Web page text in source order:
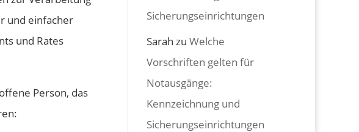
und einfacher
und Rates
Person, das
Sicherungseinrichtungen
Sarah zuWelche
Vorschriften gelten für
Notausgänge:
Kennzeichnung und
Sicherungseinrichtungen